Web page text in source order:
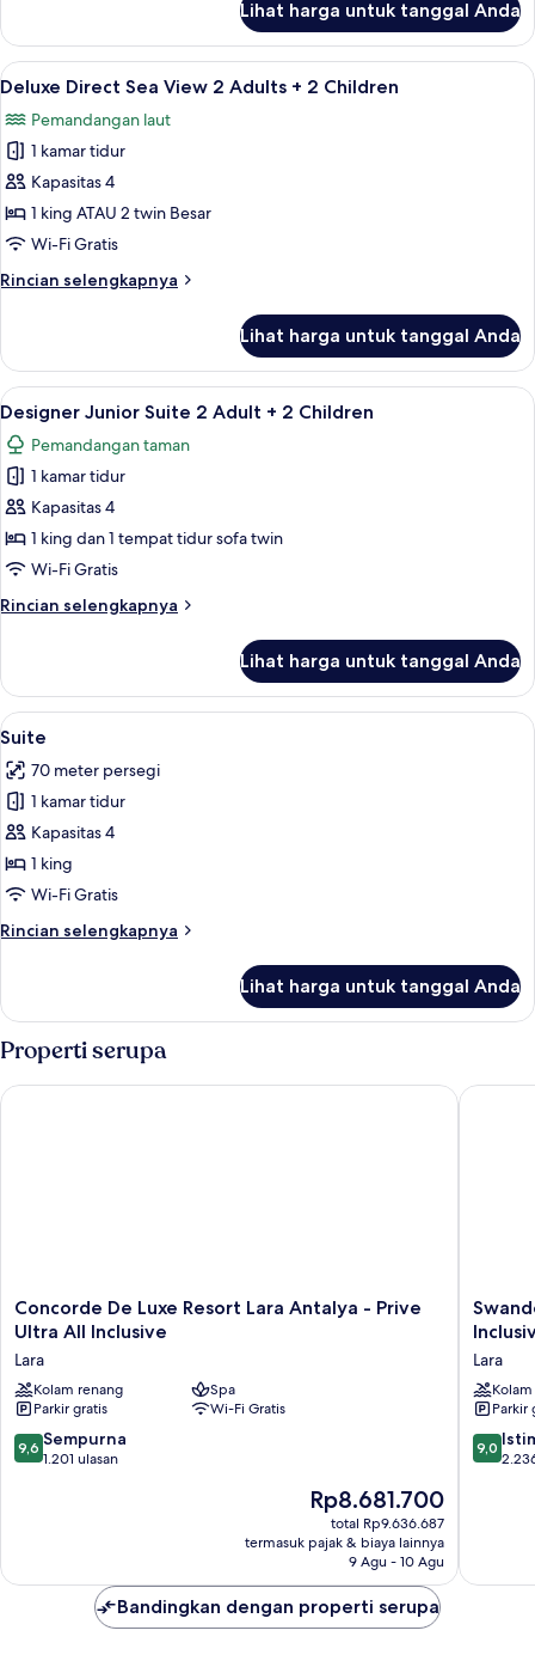
Penthouse
Suite
Main
Lihat harga untuk tanggal Anda
Lihat
semua
foto
untuk
Deluxe
Direct
Sea
2
2
Children
Minibar gratis, brankas, meja kerja,
6
Deluxe Direct Sea View 2 Adults + 2 Children
Pemandangan laut
1 kamar tidur
Kapasitas 4
1 king ATAU 2 twin Besar
Wi-Fi Gratis
Rincian selengkapnya
Rincian
Deluxe
Direct
Sea
2
Adults
2
Children
Lihat harga untuk tanggal Anda
Lihat
semua
foto
untuk
Designer
Junior
Suite
Adult
Children
Minibar gratis, brankas, meja kerja,
5
Designer Junior Suite 2 Adult + 2 Children
Pemandangan taman
1 kamar tidur
Kapasitas 4
1 king dan 1 tempat tidur sofa twin
Wi-Fi Gratis
Rincian selengkapnya
Rincian
Designer
Junior
Suite
Adult
+
Children
Lihat harga untuk tanggal Anda
Lihat
semua
foto
untuk
Suite
Suite | Minibar gratis, brankas, meja
7
Suite
70 meter persegi
1 kamar tidur
Kapasitas 4
1 king
Wi-Fi Gratis
Rincian selengkapnya
Rincian
Suite
Lihat harga untuk tanggal Anda
Properti serupa
Concorde
De
Resort
Lara
Antalya
-
Prive
Concorde De Luxe Resort Lara Antalya - Prive
Ultra All Inclusive
Lara
Kolam renang
Spa
Parkir gratis
Wi-Fi Gratis
9.6
dari
9,6 Sempurna
1.201 ulasan
Harga
sekarang
Rp8.681.700
Rp8.681.700
total Rp9.636.687
termasuk pajak & biaya lainnya
9 Agu - 10 Agu
Concorde De Luxe Resort Lara Antalya - Prive Ultra All
Hotels
Resort
Topkapi
Palace
-
All
Lara
Parkir
9.0
dari
9,0
Bandingkan dengan properti serupa